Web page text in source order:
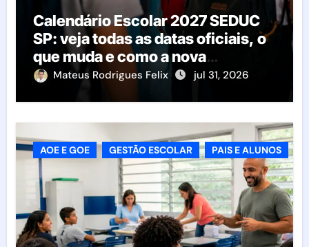
Calendário Escolar 2027 SEDUC
SP: veja todas as datas oficiais, o
que muda e como a nova
resolução afeta as escolas
Mateus Rodrigues Felix jul 31, 2026
AOE E GOE GESTÃO ESCOLAR PAIS E ALUNOS